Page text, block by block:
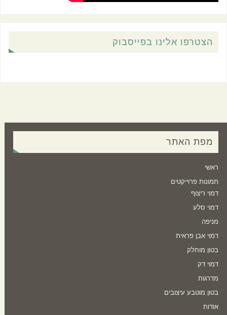
הצטרפו אלינו בפייסבוק
מפת האתר
ראשי
תמונות פרוייקטים
דמוי ריצוף
דמוי סלע
מניפה
דמוי אבן פראית
בטון מוחלק
דמוי דק
מדרגות
בטון מוטבע עיצובים
אודות